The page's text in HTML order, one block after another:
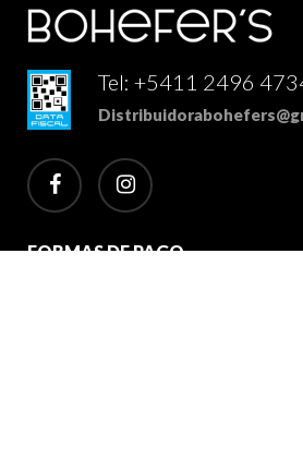
Tel: +5411 2496
facebook instagram
FORMAS DE PAGO